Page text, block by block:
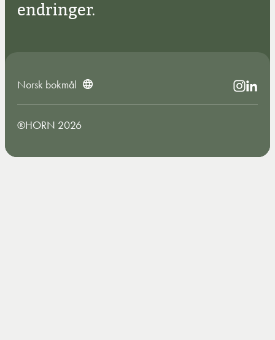
endringer.
®HORN 2026
Norsk bokmål